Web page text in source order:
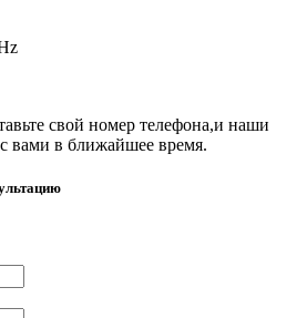
свой номер телефона,и наши
вами в ближайшее время.